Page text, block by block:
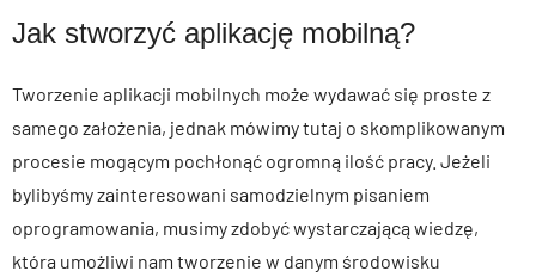
Jak stworzyć aplikację mobilną?
Tworzenie aplikacji mobilnych może wydawać się proste z
samego założenia, jednak mówimy tutaj o skomplikowanym
procesie mogącym pochłonąć ogromną ilość pracy. Jeżeli
bylibyśmy zainteresowani samodzielnym pisaniem
oprogramowania, musimy zdobyć wystarczającą wiedzę,
która umożliwi nam tworzenie w danym środowisku